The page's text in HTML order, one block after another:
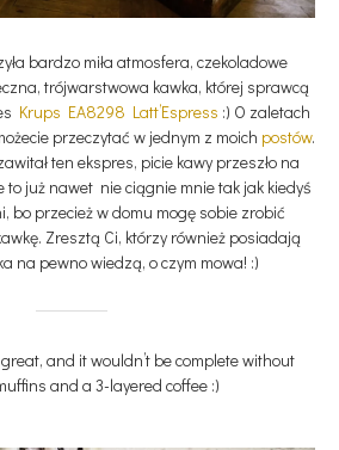
bardzo miła atmosfera, czekoladowe
trójwarstwowa kawka, której sprawcą
Krups EA8298 Latt’Espress :) O zaletach
przeczytać w jednym z moich postów.
ten ekspres, picie kawy przeszło na
to już nawet nie ciągnie mnie tak jak kiedyś
bo przecież w domu mogę sobie zrobić
Zresztą Ci, którzy również posiadają
na pewno wiedzą, o czym mowa! :)
and it wouldn’t be complete without
and a 3-layered coffee :)